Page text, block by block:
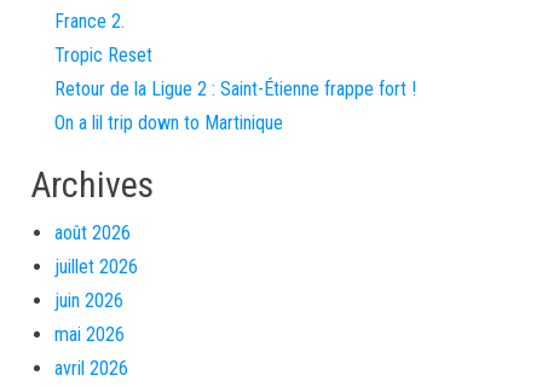
France 2.
Tropic Reset
Retour de la Ligue 2 : Saint-Étienne frappe fort !
On a lil trip down to Martinique
Archives
août 2026
juillet 2026
juin 2026
mai 2026
avril 2026